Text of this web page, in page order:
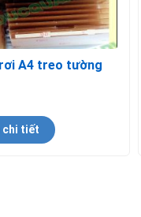
A4 treo tường
chi tiết